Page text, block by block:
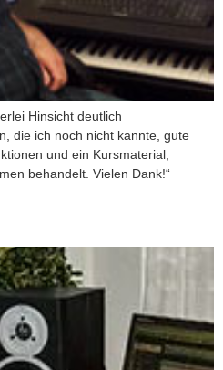
Hinsicht deutlich
die ich noch nicht kannte, gute
und ein Kursmaterial,
behandelt. Vielen Dank!“